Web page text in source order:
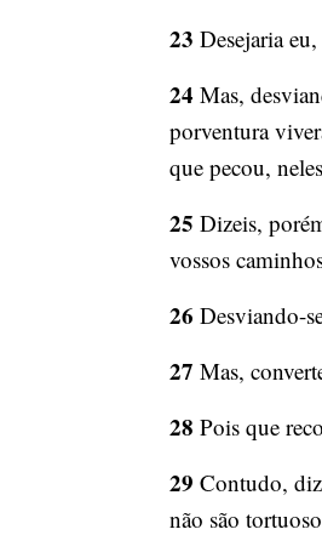
23 Desejaria
24 Mas,
porventura
que pecou,
25 Dizeis,
vossos
26 Desviando-
27 Mas,
28 Pois que
29 Contudo,
não são